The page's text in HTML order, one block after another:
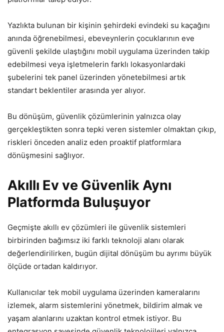
Yazlıkta bulunan bir kişinin şehirdeki evindeki su kaçağını
anında öğrenebilmesi, ebeveynlerin çocuklarının eve
güvenli şekilde ulaştığını mobil uygulama üzerinden takip
edebilmesi veya işletmelerin farklı lokasyonlardaki
şubelerini tek panel üzerinden yönetebilmesi artık
standart beklentiler arasında yer alıyor.
Bu dönüşüm, güvenlik çözümlerinin yalnızca olay
gerçekleştikten sonra tepki veren sistemler olmaktan çıkıp,
riskleri önceden analiz eden proaktif platformlara
dönüşmesini sağlıyor.
Akıllı Ev ve Güvenlik Aynı
Platformda Buluşuyor
Geçmişte akıllı ev çözümleri ile güvenlik sistemleri
birbirinden bağımsız iki farklı teknoloji alanı olarak
değerlendirilirken, bugün dijital dönüşüm bu ayrımı büyük
ölçüde ortadan kaldırıyor.
Kullanıcılar tek mobil uygulama üzerinden kameralarını
izlemek, alarm sistemlerini yönetmek, bildirim almak ve
yaşam alanlarını uzaktan kontrol etmek istiyor. Bu